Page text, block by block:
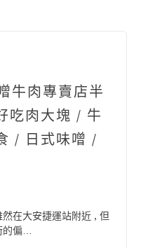
牛肉專賣店半
吃肉大塊 / 牛
/ 日式味噌 /
在大安捷運站附近 , 但
偏…